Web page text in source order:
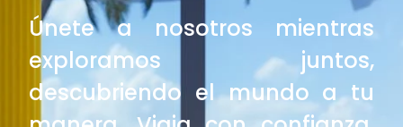
Únete a nosotros mientras
exploramos juntos,
descubriendo el mundo a tu